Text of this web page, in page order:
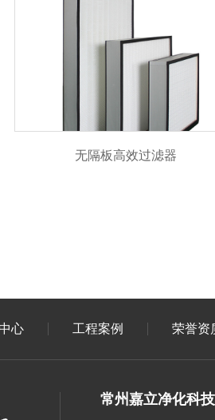
无隔板高效过滤器
心 工程案例 荣誉资
常州嘉立净化科